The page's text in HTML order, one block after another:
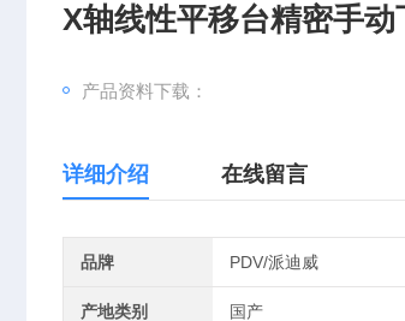
X轴线性平移台精密手动
产品资料下载：
详细介绍 在线留言
品牌 PDV/派迪威
产地类别 国产